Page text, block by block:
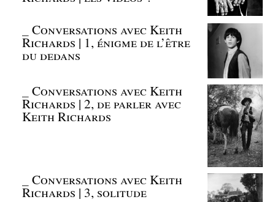
_Conversations avec Keith
Richards | 1, énigme de l’être
du dedans
_Conversations avec Keith
Richards | 2, de parler avec
Keith Richards
_Conversations avec Keith
Richards | 3, solitude